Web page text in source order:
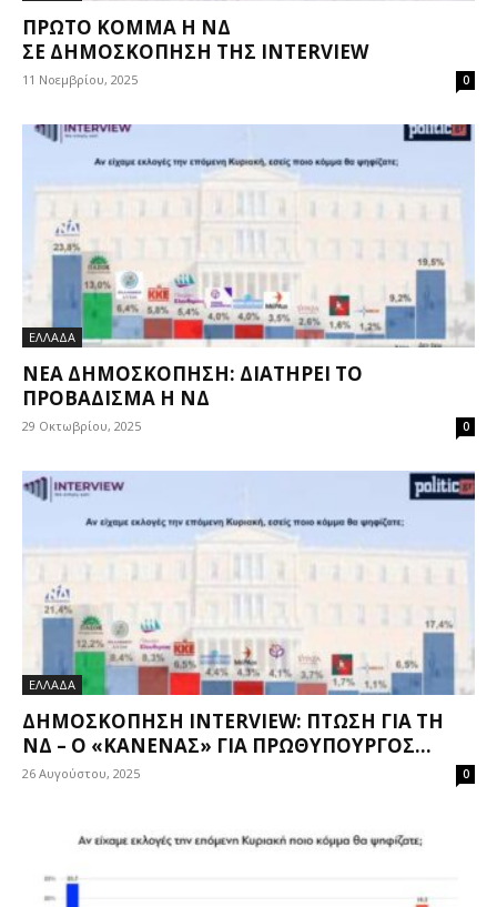
ΠΡΏΤΟ ΚΌΜΜΑ Η ΝΔ
ΣΕ ΔΗΜΟΣΚΌΠΗΣΗ ΤΗΣ INTERVIEW
11 Νοεμβρίου, 2025 0
ΕΛΛΑΔΑ
ΝΈΑ ΔΗΜΟΣΚΌΠΗΣΗ: ΔΙΑΤΗΡΕΊ ΤΟ
ΠΡΟΒΆΔΙΣΜΑ Η ΝΔ
29 Οκτωβρίου, 2025 0
ΕΛΛΑΔΑ
ΔΗΜΟΣΚΌΠΗΣΗ INTERVIEW: ΠΤΏΣΗ ΓΙΑ ΤΗ
ΝΔ – Ο «ΚΑΝΈΝΑΣ» ΓΙΑ ΠΡΩΘΥΠΟΥΡΓΌΣ...
26 Αυγούστου, 2025 0